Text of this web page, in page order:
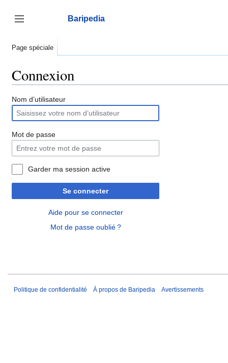
contenu
Afficher / masquer la barre latérale
Baripedia
Page spéciale
Connexion
Nom d’utilisateur
Mot de passe
Garder ma session active
Se connecter
Aide pour se connecter
Mot de passe oublié ?
Politique de confidentialité À propos de Baripedia Avertissements